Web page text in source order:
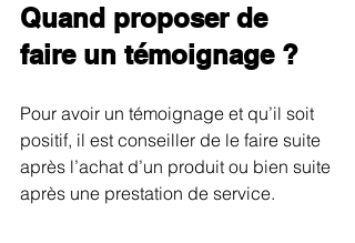
Quand proposer de
faire un témoignage ?
Pour avoir un témoignage et qu’il soit
positif, il est conseiller de le faire suite
après l’achat d’un produit ou bien suite
après une prestation de service.